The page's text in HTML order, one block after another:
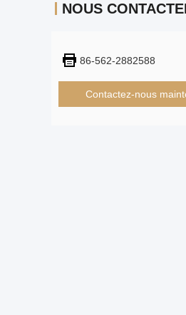
NOUS
86-562-2882588
Contactez-nous